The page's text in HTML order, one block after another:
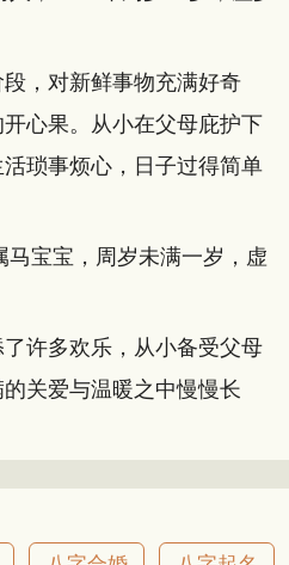
，对新鲜事物充满好奇
心果。从小在父母庇护下
琐事烦心，日子过得简单
马宝宝，周岁未满一岁，虚
许多欢乐，从小备受父母
关爱与温暖之中慢慢长